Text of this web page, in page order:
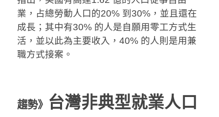
業，占總勞動人口的20% 到30%，並且還在
成長；其中有30% 的人是自願用零工方式生
活，並以此為主要收入，40% 的人則是用兼
職方式接案。
趨勢》 台灣非典型就業人口